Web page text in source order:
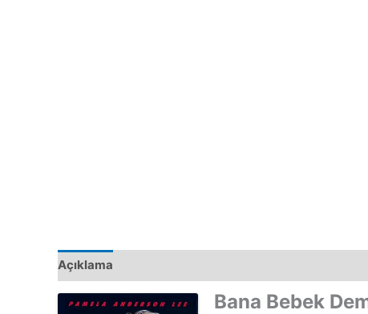
Açıklama
Bana Bebek